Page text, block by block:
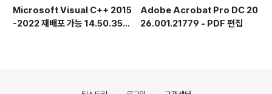
Microsoft Visual C++ 2015
-2022 재배포 가능 14.50.356
Adobe Acrobat Pro DC 20
26.001.21779 - PDF 편집